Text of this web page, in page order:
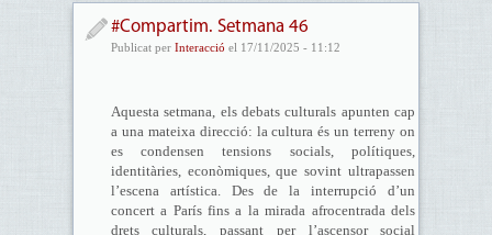
#Compartim. Setmana 46
Publicat per Interacció el 17/11/2025 - 11:12
Aquesta setmana, els debats culturals apunten cap
a una mateixa direcció: la cultura és un terreny on
es condensen tensions socials, polítiques,
identitàries, econòmiques, que sovint ultrapassen
l’escena artística. Des de la interrupció d’un
concert a París fins a la mirada afrocentrada dels
drets culturals, passant per l’ascensor social